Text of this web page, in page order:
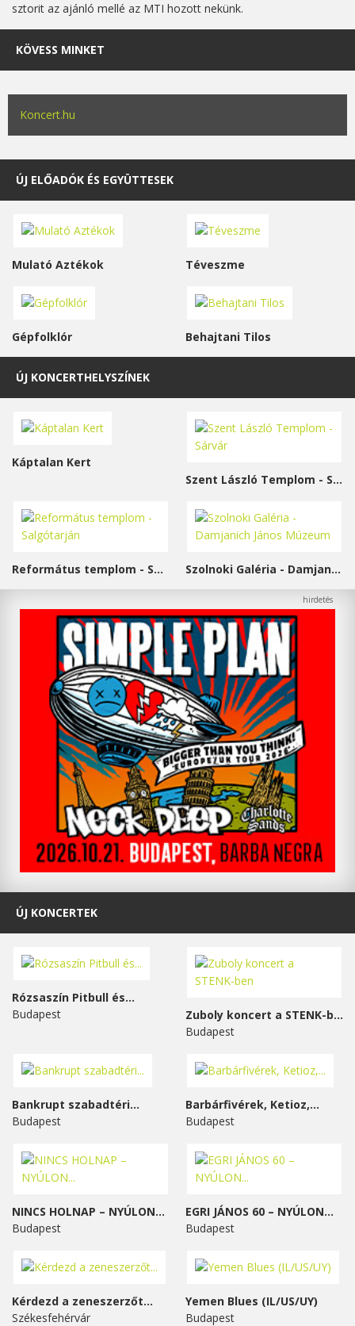
sztorit az ajánló mellé az MTI hozott nekünk.
KÖVESS MINKET
Koncert.hu
ÚJ ELŐADÓK ÉS EGYÜTTESEK
Mulató Aztékok Téveszme
Gépfolklór Behajtani Tilos
ÚJ KONCERTHELYSZÍNEK
Káptalan Kert
Szent László Templom - Sárvár
Református templom - Salgótarján Szolnoki Galéria - Damjanich János Múzeum
ÚJ KONCERTEK
Rózsaszín Pitbull és...
Budapest
Zuboly koncert a STENK-ben
Budapest
Bankrupt szabadtéri...
Budapest
Barbárfivérek, Ketioz,...
Budapest
NINCS HOLNAP – NYÚLON...
Budapest
EGRI JÁNOS 60 – NYÚLON...
Budapest
Kérdezd a zeneszerzőt...
Székesfehérvár
Yemen Blues (IL/US/UY)
Budapest